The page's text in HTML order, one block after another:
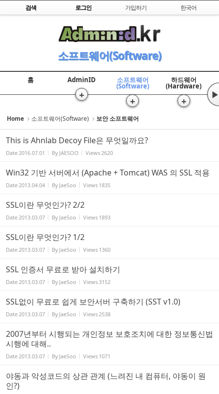
Skip to content
검색 로그인 가입하기 한국어
소프트웨어(Software)
홈 AdminID
+
소프트웨어
(Software)
+
하드웨어
(Hardware)
+
▶
Home 소프트웨어(Software) 보안 소프트웨어
This is Ahnlab Decoy File은 무엇일까요?
Date2016.07.01 By JAESOO Views2620
Win32 기반 서버에서 (Apache + Tomcat) WAS 의 SSL 적용
Date2013.04.04 By JaeSoo Views 1835
SSL이란 무엇인가? 2/2
Date2013.03.07 By JaeSoo Views 1893
SSL이란 무엇인가? 1/2
Date2013.03.07 By JaeSoo Views 1360
SSL 인증서 무료로 받아 설치하기
Date2013.03.07 By JaeSoo Views3152
SSL없이 무료로 쉽게 보안서버 구축하기 (SST v1.0)
Date2013.03.07 By JaeSoo Views2538
2007년부터 시행되는 개인정보 보호조치에 대한 정보통신법
시행에 대해..
Date2013.03.07 By JaeSoo Views 1071
야동과 악성코드의 상관 관계 (느려진 내 컴퓨터, 야동이 원
인?)
Sketchbook5, 스케치북5
Sketchbook5, 스케치북5